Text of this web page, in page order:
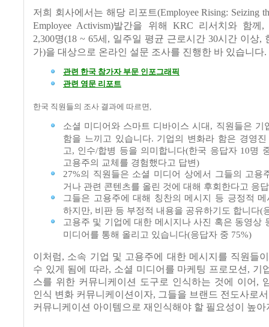
저희 회사에서는 해당 리포트(Employee Rising: Seizing
Employee Activism)발간을 위해 KRC 리서치와 함께
2,300명(18 ~ 65세, 일주일 평균 근로시간 30시간 이상,
가)을 대상으로 온라인 설문 조사를 진행한 바 있습니다.
관련 한국 참가자 부문 인포그래픽
관련 영문 리포트
한국 직원들의 조사 결과에 따르면,
소셜 미디어와 스마트 디바이스 시대, 직원들은 기
함을 느끼고 있습니다. 기업의 변화라 함은 경영
고, 인수/합병 등을 의미합니다(한국 응답자 10명
고용주의 교체를 경험했다고 답변)
27%의 직원들은 소셜 미디어 상에서 그들의 고용
거나 관련 콘텐츠를 올린 것에 대해 후회한다고 응답
그들은 고용주에 대해 칭찬의 메시지 등 긍정적
하지만, 비판 등 부정적 내용을 공유하기도 합니다(
고용주 및 기업에 대한 메시지나 사진 혹은 동영상
미디어를 통해 올리고 있습니다(응답자 중 75%)
이처럼, 소속 기업 및 고용주에 대한 메시지를 직원들
수 있게 됨에 따라, 소셜 미디어를 마케팅 프로모션, 기
스를 위한 커뮤니케이션 도구로 인식하는 것에 이어,
인식 변화 커뮤니케이션이자, 그들을 브랜드 전도사로
커뮤니케이션 아이템으로 재인식해야 할 필요성이 높